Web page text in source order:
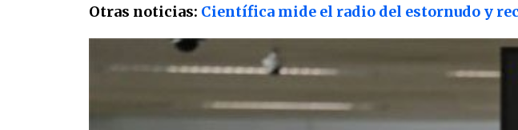
Otras noticias: Científica mide el radio del estornudo y